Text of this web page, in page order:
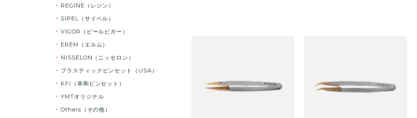
REGINE（レジン）
SIPEL（サイペル）
VIGOR（ピールビガー）
EREM（エルム）
NISSELON（ニッセロン）
プラスティックピンセット（USA）
KFI（幸和ピンセット）
YMTオリジナル
Others（その他）